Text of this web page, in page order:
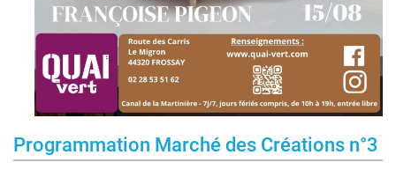
Programmation Marché des Créations n°3